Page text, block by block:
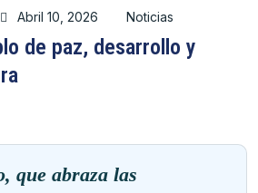
Abril 10, 2026 Noticias
de paz, desarrollo y
que abraza las